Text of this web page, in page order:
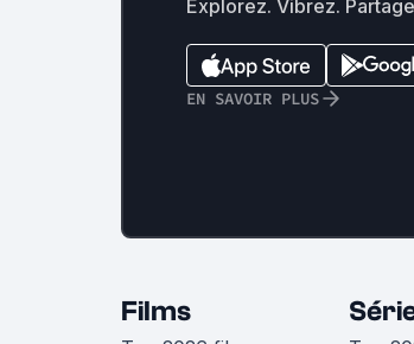
Explorez. Vibrez.
EN SAVOIR PLUS
Films